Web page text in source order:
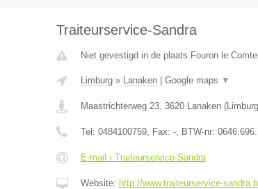
Traiteurservice-Sandra
Niet gevestigd in de plaats Fouron le
Limburg» Lanaken| Google maps ▼
Maastrichterweg 23, 3620 Lanaken(Limburg
Tel: 0484100759, Fax: -, BTW-nr:
E-mail › Traiteurservice-Sandra
Website: http://www.traiteurservice-